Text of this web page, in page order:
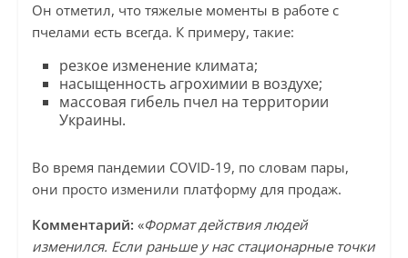
Он отметил, что тяжелые моменты в работе с
пчелами есть всегда. К примеру, такие:
резкое изменение климата;
насыщенность агрохимии в воздухе;
массовая гибель пчел на территории
Украины.
Во время пандемии COVID-19, по словам пары,
они просто изменили платформу для продаж.
Комментарий: «Формат действия людей
изменился. Если раньше у нас стационарные точки